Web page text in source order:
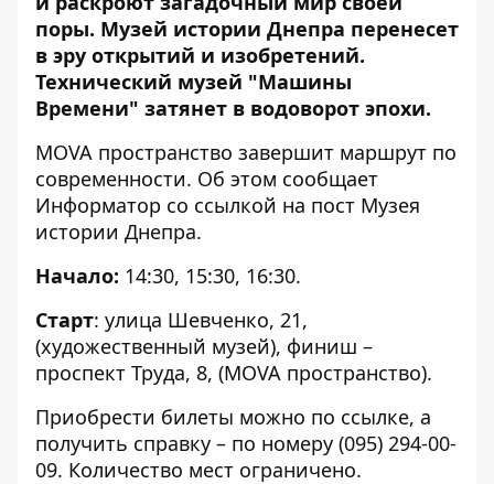
поры. Музей истории Днепра перенесет
в эру открытий и изобретений.
Технический музей "Машины
Времени" затянет в водоворот эпохи.
MOVA пространство завершит маршрут по
современности. Об этом сообщает
Информатор со ссылкой на пост Музея
истории Днепра.
Начало: 14:30, 15:30, 16:30.
Старт: улица Шевченко, 21,
(художественный музей), финиш –
проспект Труда, 8, (MOVA пространство).
Приобрести билеты можно по ссылке, а
получить справку – по номеру (095) 294-00-
09. Количество мест ограничено.